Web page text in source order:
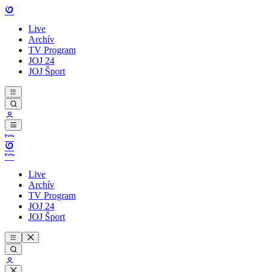
Live
Archív
TV Program
JOJ 24
JOJ Šport
Live
Archív
TV Program
JOJ 24
JOJ Šport